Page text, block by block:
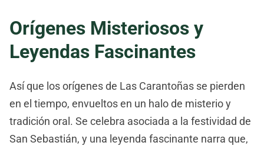
Orígenes Misteriosos y
Leyendas Fascinantes
Así que los orígenes de Las Carantoñas se pierden
en el tiempo, envueltos en un halo de misterio y
tradición oral. Se celebra asociada a la festividad de
San Sebastián, y una leyenda fascinante narra que,